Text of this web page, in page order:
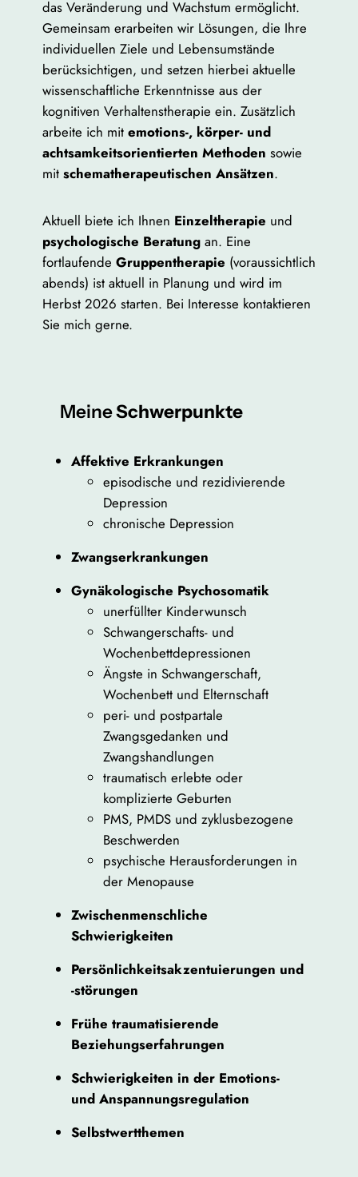
das Veränderung und Wachstum ermöglicht.
Gemeinsam erarbeiten wir Lösungen, die Ihre
individuellen Ziele und Lebensumstände
berücksichtigen, und setzen hierbei aktuelle
wissenschaftliche Erkenntnisse aus der
kognitiven Verhaltenstherapie ein. Zusätzlich
arbeite ich mit emotions-, körper- und
achtsamkeitsorientierten Methoden sowie
mit schematherapeutischen Ansätzen.
Aktuell biete ich Ihnen Einzeltherapie und
psychologische Beratungan. Eine
fortlaufende Gruppentherapie (voraussichtlich
abends) ist aktuell in Planung und wird im
Herbst 2026 starten. Bei Interesse kontaktieren
Sie mich gerne.
MeineSchwerpunkte
Affektive Erkrankungen
episodische und rezidivierende
Depression
chronische Depression
Zwangserkrankungen
Gynäkologische Psychosomatik
unerfüllter Kinderwunsch
Schwangerschafts- und
Wochenbettdepressionen
Ängste in Schwangerschaft,
Wochenbett und Elternschaft
peri- und postpartale
Zwangsgedanken und
Zwangshandlungen
traumatisch erlebte oder
komplizierte Geburten
PMS, PMDS und zyklusbezogene
Beschwerden
psychische Herausforderungen in
der Menopause
Zwischenmenschliche
Schwierigkeiten
Persönlichkeitsakzentuierungen und
-störungen
Frühe traumatisierende
Beziehungserfahrungen
Schwierigkeiten in der Emotions-
und Anspannungsregulation
Selbstwertthemen